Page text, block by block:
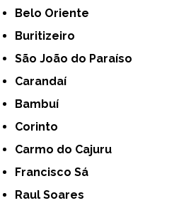
Belo Oriente
Buritizeiro
São João do Paraíso
Carandaí
Bambuí
Corinto
Carmo do Cajuru
Francisco Sá
Raul Soares